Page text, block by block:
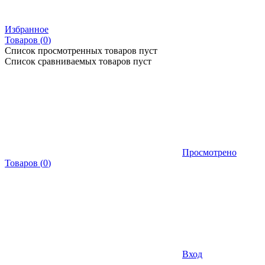
Избранное
Товаров (0)
Список просмотренных товаров пуст
Список сравниваемых товаров пуст
Просмотрено
Товаров (0)
Вход